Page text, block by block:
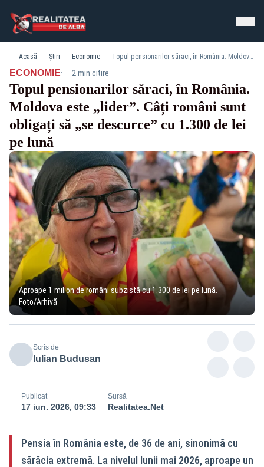
Acasă Știri Economie Topul pensionarilor săraci, în România. Moldova este „lider”. Câți români sunt obligați să „se descurce” cu 1.300 de lei pe lună
ECONOMIE· 2 min citire
Topul pensionarilor săraci, în România.
Moldova este „lider”. Câți români sunt
obligați să „se descurce” cu 1.300 de lei
pe lună
Aproape 1 milion de români subzistă cu 1.300 de lei pe lună.
Foto/Arhivă
Scris de
Iulian Budusan
Publicat
17 iun. 2026, 09:33
Sursă
Realitatea.Net
Pensia în România este, de 36 de ani, sinonimă cu
sărăcia extremă. La nivelul lunii mai 2026, aproape un